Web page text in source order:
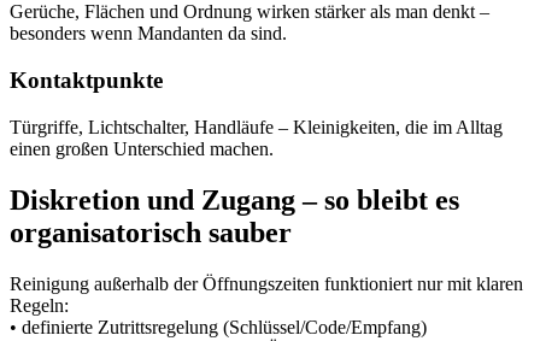
Gerüche, Flächen und Ordnung wirken stärker als man denkt –
besonders wenn Mandanten da sind.
Kontaktpunkte
Türgriffe, Lichtschalter, Handläufe – Kleinigkeiten, die im Alltag
einen großen Unterschied machen.
Diskretion und Zugang – so bleibt es
organisatorisch sauber
Reinigung außerhalb der Öffnungszeiten funktioniert nur mit klaren
Regeln:
• definierte Zutrittsregelung (Schlüssel/Code/Empfang)